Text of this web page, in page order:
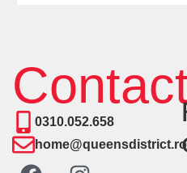
0310.052.658
home@queensdistrict.ro